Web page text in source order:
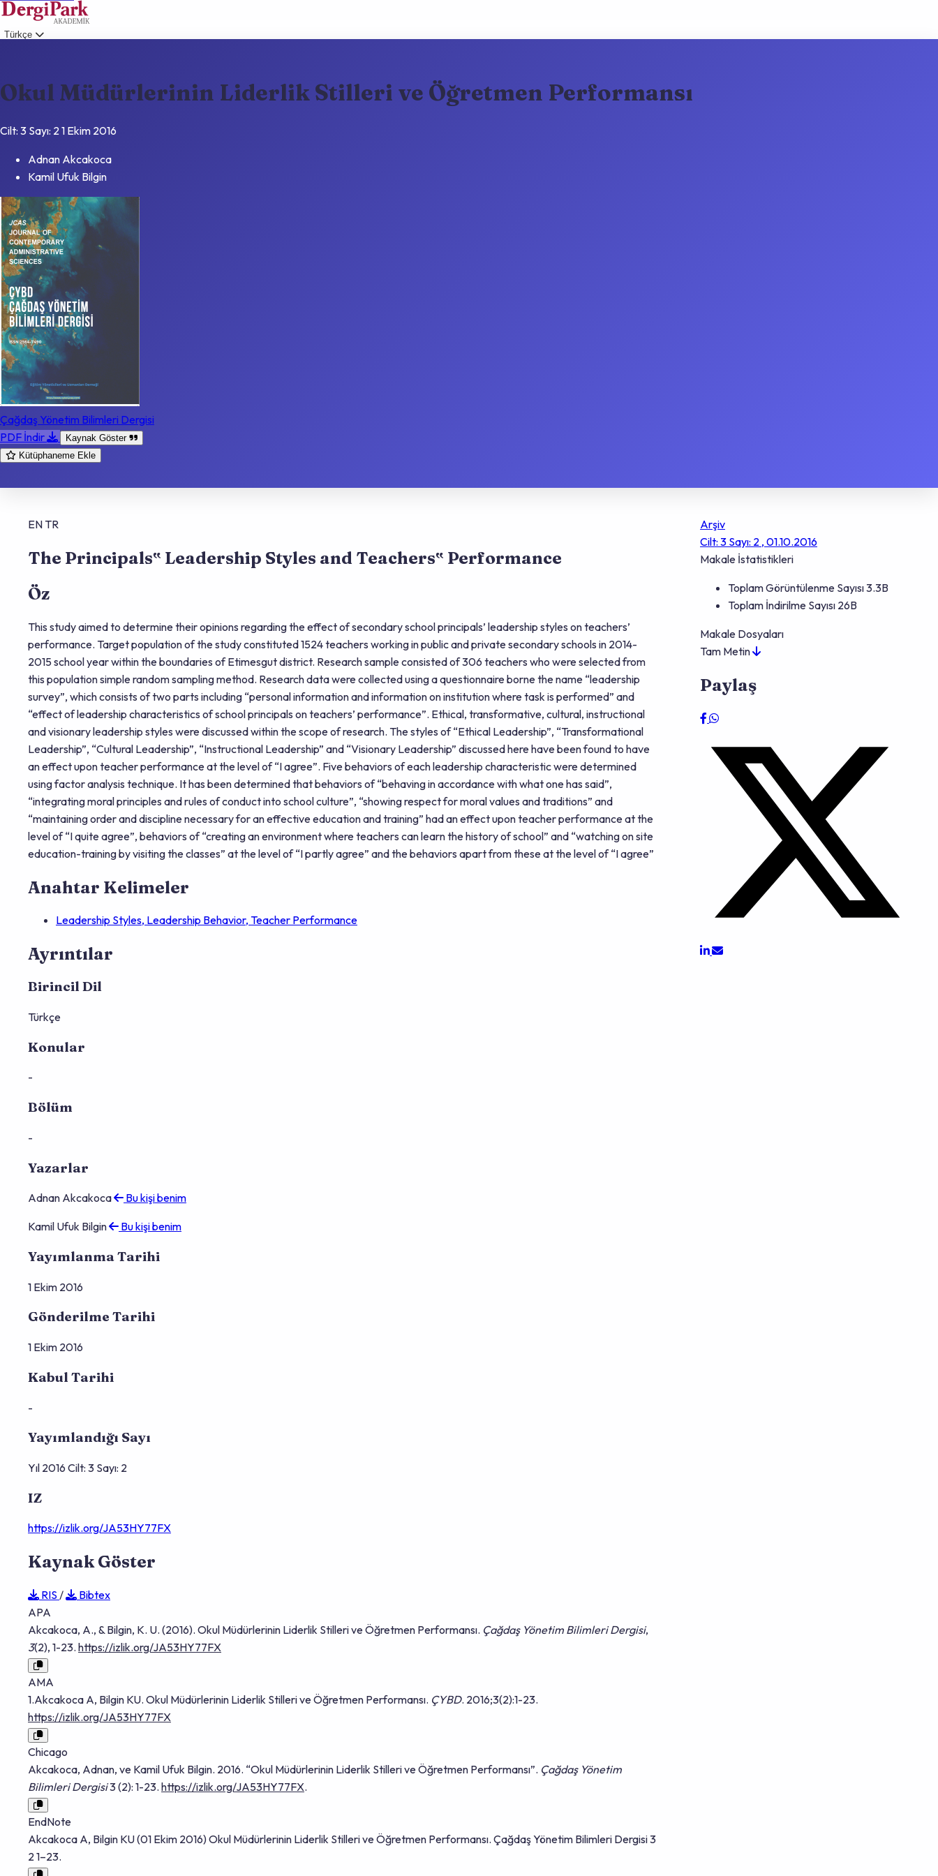
Türkçe
Okul Müdürlerinin Liderlik Stilleri ve Öğretmen Performansı
Cilt: 3 Sayı: 2 1 Ekim 2016
Adnan Akcakoca
Kamil Ufuk Bilgin
Çağdaş Yönetim Bilimleri Dergisi
PDF İndir
Kaynak Göster
Kütüphaneme Ekle
EN TR
The Principals‟ Leadership Styles and Teachers‟ Performance
Öz
This study aimed to determine their opinions regarding the effect of secondary school principals’ leadership styles on teachers’
performance. Target population of the study constituted 1524 teachers working in public and private secondary schools in 2014-
2015 school year within the boundaries of Etimesgut district. Research sample consisted of 306 teachers who were selected from
this population simple random sampling method. Research data were collected using a questionnaire borne the name “leadership
survey”, which consists of two parts including “personal information and information on institution where task is performed” and
“effect of leadership characteristics of school principals on teachers’ performance”. Ethical, transformative, cultural, instructional
and visionary leadership styles were discussed within the scope of research. The styles of “Ethical Leadership”, “Transformational
Leadership”, “Cultural Leadership”, “Instructional Leadership” and “Visionary Leadership” discussed here have been found to have
an effect upon teacher performance at the level of “I agree”. Five behaviors of each leadership characteristic were determined
using factor analysis technique. It has been determined that behaviors of “behaving in accordance with what one has said”,
“integrating moral principles and rules of conduct into school culture”, “showing respect for moral values and traditions” and
“maintaining order and discipline necessary for an effective education and training” had an effect upon teacher performance at the
level of “I quite agree”, behaviors of “creating an environment where teachers can learn the history of school” and “watching on site
education-training by visiting the classes” at the level of “I partly agree” and the behaviors apart from these at the level of “I agree”
Anahtar Kelimeler
Leadership Styles, Leadership Behavior, Teacher Performance
Ayrıntılar
Birincil Dil
Türkçe
Konular
-
Bölüm
-
Yazarlar
Adnan Akcakoca Bu kişi benim
Kamil Ufuk Bilgin Bu kişi benim
Yayımlanma Tarihi
1 Ekim 2016
Gönderilme Tarihi
1 Ekim 2016
Kabul Tarihi
-
Yayımlandığı Sayı
Yıl 2016 Cilt: 3 Sayı: 2
IZ
https://izlik.org/JA53HY77FX
Kaynak Göster
RIS /
Bibtex
APA
Akcakoca, A., & Bilgin, K. U. (2016). Okul Müdürlerinin Liderlik Stilleri ve Öğretmen Performansı. Çağdaş Yönetim Bilimleri Dergisi,
3(2), 1-23. https://izlik.org/JA53HY77FX
AMA
1.Akcakoca A, Bilgin KU. Okul Müdürlerinin Liderlik Stilleri ve Öğretmen Performansı. ÇYBD. 2016;3(2):1-23.
https://izlik.org/JA53HY77FX
Chicago
Akcakoca, Adnan, ve Kamil Ufuk Bilgin. 2016. “Okul Müdürlerinin Liderlik Stilleri ve Öğretmen Performansı”. Çağdaş Yönetim
Bilimleri Dergisi3 (2): 1-23. https://izlik.org/JA53HY77FX.
EndNote
Akcakoca A, Bilgin KU (01 Ekim 2016) Okul Müdürlerinin Liderlik Stilleri ve Öğretmen Performansı. Çağdaş Yönetim Bilimleri Dergisi 3
2 1–23.
Arşiv
Cilt: 3 Sayı: 2 , 01.10.2016
Makale İstatistikleri
Toplam Görüntülenme Sayısı3.3B
Toplam İndirilme Sayısı 26B
Makale Dosyaları
Tam Metin
Paylaş